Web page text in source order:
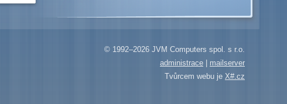
© 1992–2026 JVM Computers spol. s r.o.
administrace
mailserver
Tvůrcem webu je X#.cz